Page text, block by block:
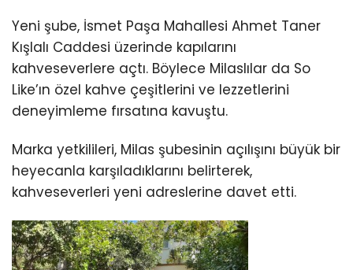
Yeni şube, İsmet Paşa Mahallesi Ahmet Taner
Kışlalı Caddesi üzerinde kapılarını
kahveseverlere açtı. Böylece Milaslılar da So
Like’ın özel kahve çeşitlerini ve lezzetlerini
deneyimleme fırsatına kavuştu.
Marka yetkilileri, Milas şubesinin açılışını büyük bir
heyecanla karşıladıklarını belirterek,
kahveseverleri yeni adreslerine davet etti.